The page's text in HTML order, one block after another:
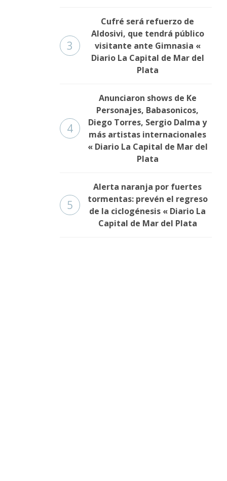
3
Cufré será refuerzo de
Aldosivi, que tendrá público
visitante ante Gimnasia «
Diario La Capital de Mar del
Plata
4
Anunciaron shows de Ke
Personajes, Babasonicos,
Diego Torres, Sergio Dalma y
más artistas internacionales
« Diario La Capital de Mar del
Plata
5
Alerta naranja por fuertes
tormentas: prevén el regreso
de la ciclogénesis « Diario La
Capital de Mar del Plata